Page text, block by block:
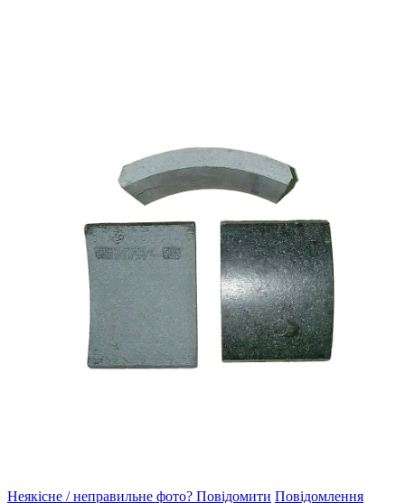
Неякісне / неправильне фото? Повідомити Повідомлення